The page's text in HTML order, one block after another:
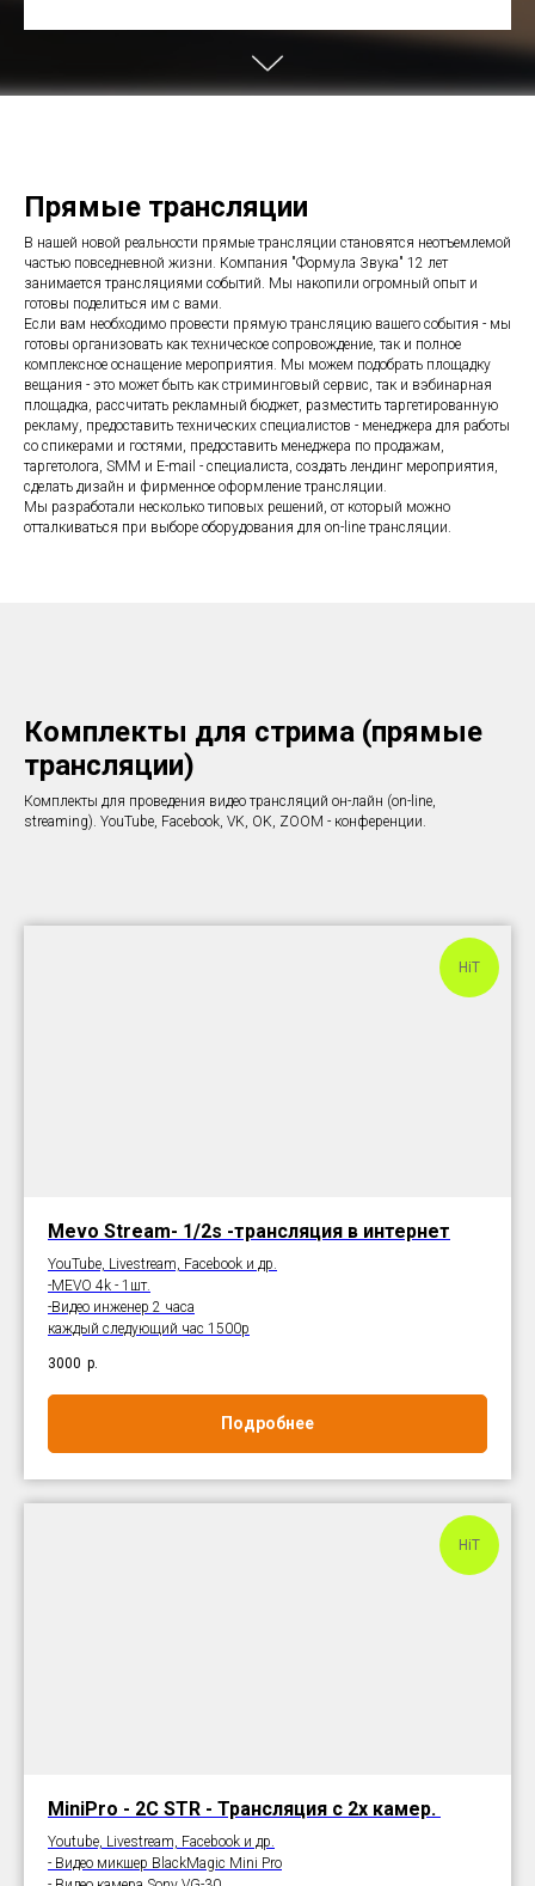
Прямые трансляции
В нашей новой реальности прямые трансляции становятся неотъемлемой
частью повседневной жизни. Компания "Формула Звука" 12 лет
занимается трансляциями событий. Мы накопили огромный опыт и
готовы поделиться им с вами.
Если вам необходимо провести прямую трансляцию вашего события - мы
готовы организовать как техническое сопровождение, так и полное
комплексное оснащение мероприятия. Мы можем подобрать площадку
вещания - это может быть как стриминговый сервис, так и вэбинарная
площадка, рассчитать рекламный бюджет, разместить таргетированную
рекламу, предоставить технических специалистов - менеджера для работы
со спикерами и гостями, предоставить менеджера по продажам,
таргетолога, SMM и E-mail - специалиста, создать лендинг мероприятия,
сделать дизайн и фирменное оформление трансляции.
Мы разработали несколько типовых решений, от который можно
отталкиваться при выборе оборудования для on-line трансляции.
Комплекты для стрима (прямые
трансляции)
Комплекты для проведения видео трансляций он-лайн (on-line,
streaming). YouTube, Facebook, VK, OK, ZOOM - конференции.
HiT
Mevo Stream- 1/2s -трансляция в интернет
YouTube, Livestream, Facebook и др.
-MEVO 4k - 1шт.
-Видео инженер 2 часа
каждый следующий час 1500р
3000 р.
Подробнее
HiT
MiniPro - 2C STR - Трансляция с 2х камер.
Youtube, Livestream, Facebook и др.
- Видео микшер BlackMagic Mini Pro